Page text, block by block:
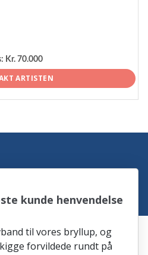
Kr. 70.000
ARTISTEN
kunde henvendelse
til vores bryllup, og
forvildede rundt på